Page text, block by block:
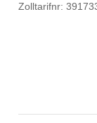
Zolltarifnr: